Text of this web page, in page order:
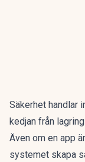
Säkerhet handlar
kedjan från
Även om en app
systemet skapa